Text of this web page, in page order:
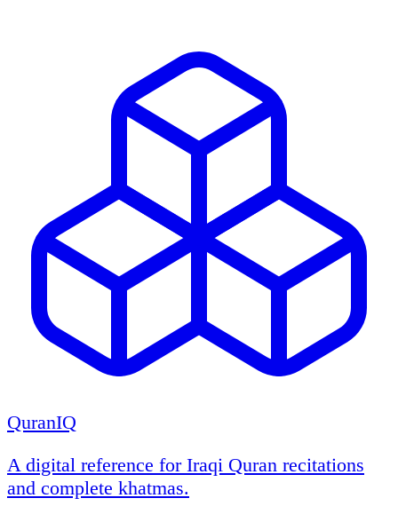
QuranIQ
A digital reference for Iraqi Quran recitations
and complete khatmas.